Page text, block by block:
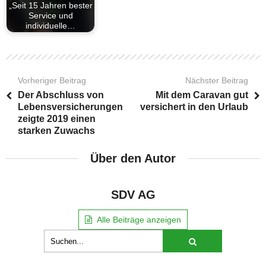
„Seit 15 Jahren bester
Service und
individuelle…
Vorheriger Beitrag
Der Abschluss von
Lebensversicherungen
zeigte 2019 einen
starken Zuwachs
Nächster Beitrag
Mit dem Caravan gut
versichert in den Urlaub
Über den Autor
SDV AG
Alle Beiträge anzeigen